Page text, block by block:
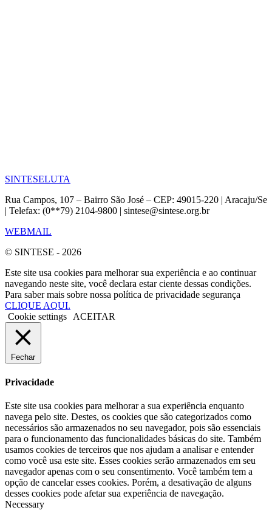
SINTESELUTA
Rua Campos, 107 – Bairro São José – CEP: 49015-220 | Aracaju/Se
| Telefax: (0**79) 2104-9800 | sintese@sintese.org.br
WEBMAIL
© SINTESE - 2026
Este site usa cookies para melhorar sua experiência e ao continuar
navegando neste site, você declara estar ciente dessas condições.
Para saber mais sobre nossa política de privacidade segurança
CLIQUE AQUI.
Cookie settings
ACEITAR
Fechar
Privacidade
Este site usa cookies para melhorar a sua experiência enquanto
navega pelo site. Destes, os cookies que são categorizados como
necessários são armazenados no seu navegador, pois são essenciais
para o funcionamento das funcionalidades básicas do site. Também
usamos cookies de terceiros que nos ajudam a analisar e entender
como você usa este site. Esses cookies serão armazenados em seu
navegador apenas com o seu consentimento. Você também tem a
opção de cancelar esses cookies. Porém, a desativação de alguns
desses cookies pode afetar sua experiência de navegação.
Necessary